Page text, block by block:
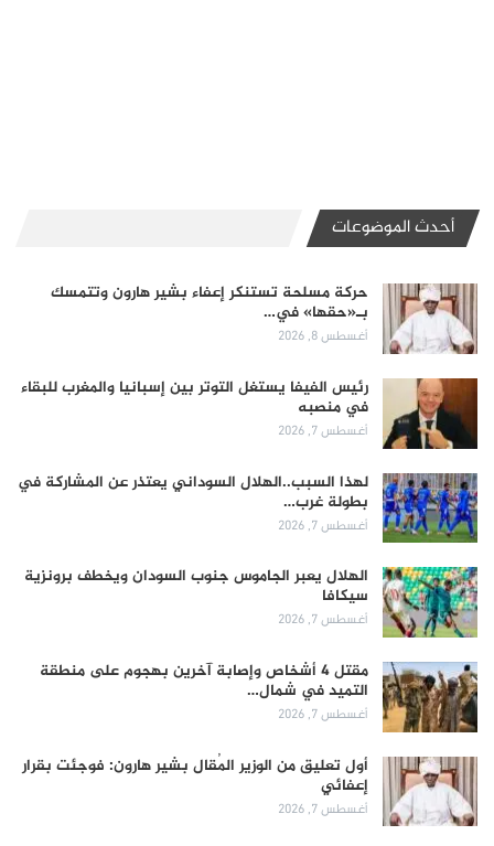
أحدث الموضوعات
حركة مسلحة تستنكر إعفاء بشير هارون وتتمسك
بـ«حقها» في…
أغسطس 8, 2026
رئيس الفيفا يستغل التوتر بين إسبانيا والمغرب للبقاء
في منصبه
أغسطس 7, 2026
لهذا السبب..الهلال السوداني يعتذر عن المشاركة في
بطولة غرب…
أغسطس 7, 2026
الهلال يعبر الجاموس جنوب السودان ويخطف برونزية
سيكافا
أغسطس 7, 2026
مقتل 4 أشخاص وإصابة آخرين بهجوم على منطقة
التميد في شمال…
أغسطس 7, 2026
أول تعليق من الوزير المُقال بشير هارون: فوجئت بقرار
إعفائي
أغسطس 7, 2026